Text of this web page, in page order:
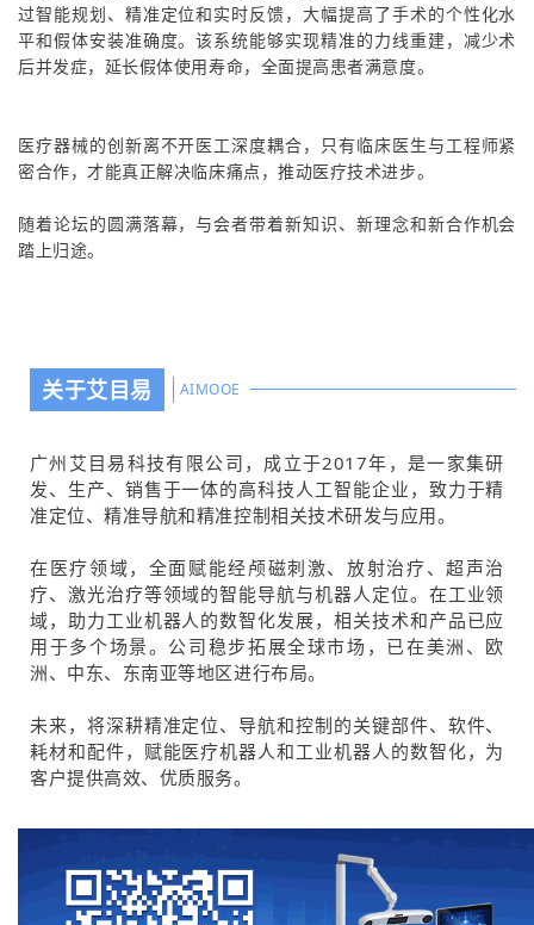
过智能规划、精准定位和实时反馈，大幅提高了手术的个性化水
平和假体安装准确度。该系统能够实现精准的力线重建，减少术
后并发症，延长假体使用寿命，全面提高患者满意度。
医疗器械的创新离不开医工深度耦合，只有临床医生与工程师紧
密合作，才能真正解决临床痛点，推动医疗技术进步。
随着论坛的圆满落幕，与会者带着新知识、新理念和新合作机会
踏上归途。
关于艾目易 AIMOOE
广州艾目易科技有限公司，成立于2017年，是一家集研
发、生产、销售于一体的高科技人工智能企业，致力于精
准定位、精准导航和精准控制相关技术研发与应用。
在医疗领域，全面赋能经颅磁刺激、放射治疗、超声治
疗、激光治疗等领域的智能导航与机器人定位。在工业领
域，助力工业机器人的数智化发展，相关技术和产品已应
用于多个场景。公司稳步拓展全球市场，已在美洲、欧
洲、中东、东南亚等地区进行布局。
未来，将深耕精准定位、导航和控制的关键部件、软件、
耗材和配件，赋能医疗机器人和工业机器人的数智化，为
客户提供高效、优质服务。